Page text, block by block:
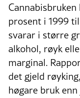
prosent i 1999
svarar i større
alkohol, røyk
marginal.
det gjeld
høgare bruk